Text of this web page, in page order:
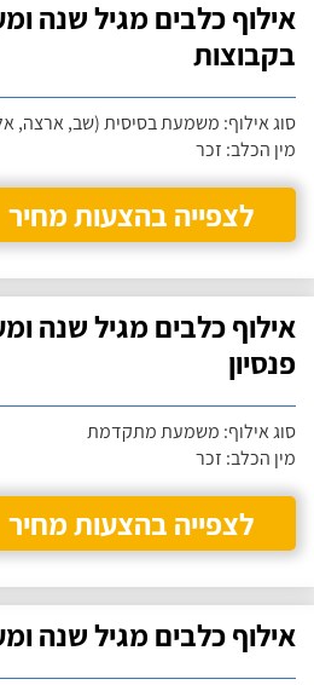
אילוף כלבים מגיל שנה
בקבוצות
סוג אילוף: משמעת בסיסית (שב, ארצה,
מין הכלב: זכר
לצפייה בהצעות מחיר
אילוף כלבים מגיל שנה
פנסיון
סוג אילוף: משמעת מתקדמת
מין הכלב: זכר
לצפייה בהצעות מחיר
אילוף כלבים מגיל שנה